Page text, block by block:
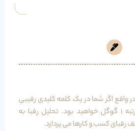
واقع اگر شما در یک کلمه کلیدی رقیبی
نداشته باشید همواره رتبه 1 گوگل خواهید بود. تحلیل رقبا به
کسب و کارها می پردازد.